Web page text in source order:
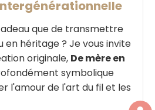
que de transmettre
en héritage ? Je vous invite
originale, De mère en
symbolique
l'amour de l'art du fil et les